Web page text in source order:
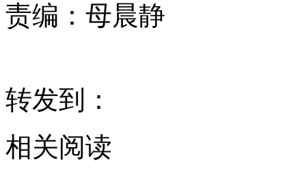
责编： 母晨静
转发到：
相关阅读